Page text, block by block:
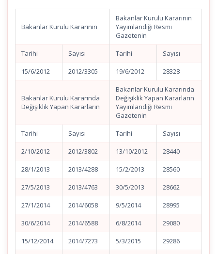
Bakanlar Kurulu Kararının
Bakanlar Kurulu Kararının
Yayımlandığı Resmi
Gazetenin
Tarihi Sayısı Tarihi Sayısı
15/6/2012 2012/3305 19/6/2012 28328
Bakanlar Kurulu Kararında
Değişiklik Yapan Kararların
Bakanlar Kurulu Kararında
Değişiklik Yapan Kararların
Yayımlandığı Resmi
Gazetenin
Tarihi Sayısı Tarihi Sayısı
2/10/2012 2012/3802 13/10/2012 28440
28/1/2013 2013/4288 15/2/2013 28560
27/5/2013 2013/4763 30/5/2013 28662
27/1/2014 2014/6058 9/5/2014 28995
30/6/2014 2014/6588 6/8/2014 29080
15/12/2014 2014/7273 5/3/2015 29286